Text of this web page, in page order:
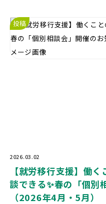
投稿
2026.03.02
【就労移行支援】働
談できる✨春の「個別
（2026年4月・5月）